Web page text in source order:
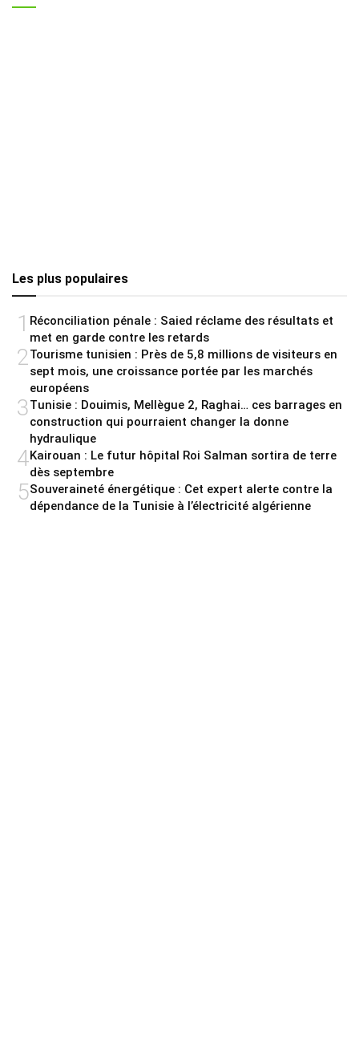
Les plus populaires
1 Réconciliation pénale : Saied réclame des résultats et
met en garde contre les retards
2Tourisme tunisien : Près de 5,8 millions de visiteurs en
sept mois, une croissance portée par les marchés
européens
3Tunisie : Douimis, Mellègue 2, Raghai… ces barrages en
construction qui pourraient changer la donne
hydraulique
4Kairouan : Le futur hôpital Roi Salman sortira de terre
dès septembre
5Souveraineté énergétique : Cet expert alerte contre la
dépendance de la Tunisie à l’électricité algérienne